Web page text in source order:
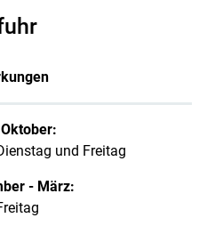
und Freitag
- März: